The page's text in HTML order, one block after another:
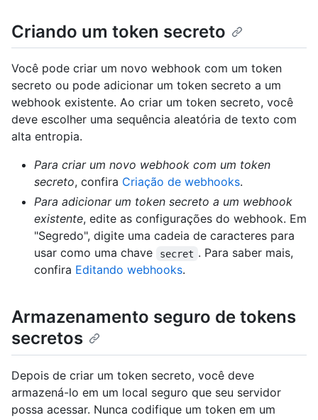
Criando um token secreto
Você pode criar um novo webhook com um token
secreto ou pode adicionar um token secreto a um
webhook existente. Ao criar um token secreto, você
deve escolher uma sequência aleatória de texto com
alta entropia.
Para criar um novo webhook com um token
secreto, confira Criação de webhooks.
Para adicionar um token secreto a um webhook
existente, edite as configurações do webhook. Em
"Segredo", digite uma cadeia de caracteres para
usar como uma chave
secret . Para saber mais,
confira Editando webhooks.
Armazenamento seguro de tokens
secretos
Depois de criar um token secreto, você deve
armazená-lo em um local seguro que seu servidor
possa acessar. Nunca codifique um token em um